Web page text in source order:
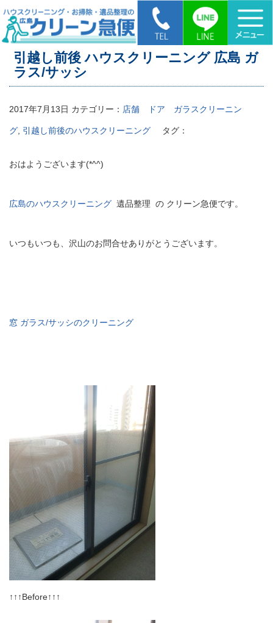
HOME > 引越し前後 ハウスクリーニング 広島 ガラス/サッシ
引越し前後 ハウスクリーニング 広島 ガ
ラス/サッシ
2017年7月13日 カテゴリー： 店舗 ドア ガラスクリーニン
グ 引越し前後のハウスクリーニング タグ：
おはようございます(*^^)
広島のハウスクリーニング 遺品整理 の クリーン急便です。
いつもいつも、沢山のお問合せありがとうございます。
窓 ガラス/サッシのクリーニング
↑↑↑Before↑↑↑